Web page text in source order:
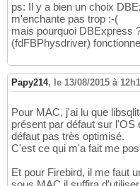
ps: Il y a bien un choix
m'enchante pas trop :-(
mais pourquoi DBExpress
(fdFBPhysdriver)
Papy214, le 13/08/2015 à
Pour MAC, j'ai lu que
présent par défaut sur l'OS
défaut pas très optimisé.
C'est ce qui m'a fait me
Et pour Firebird, il me faut